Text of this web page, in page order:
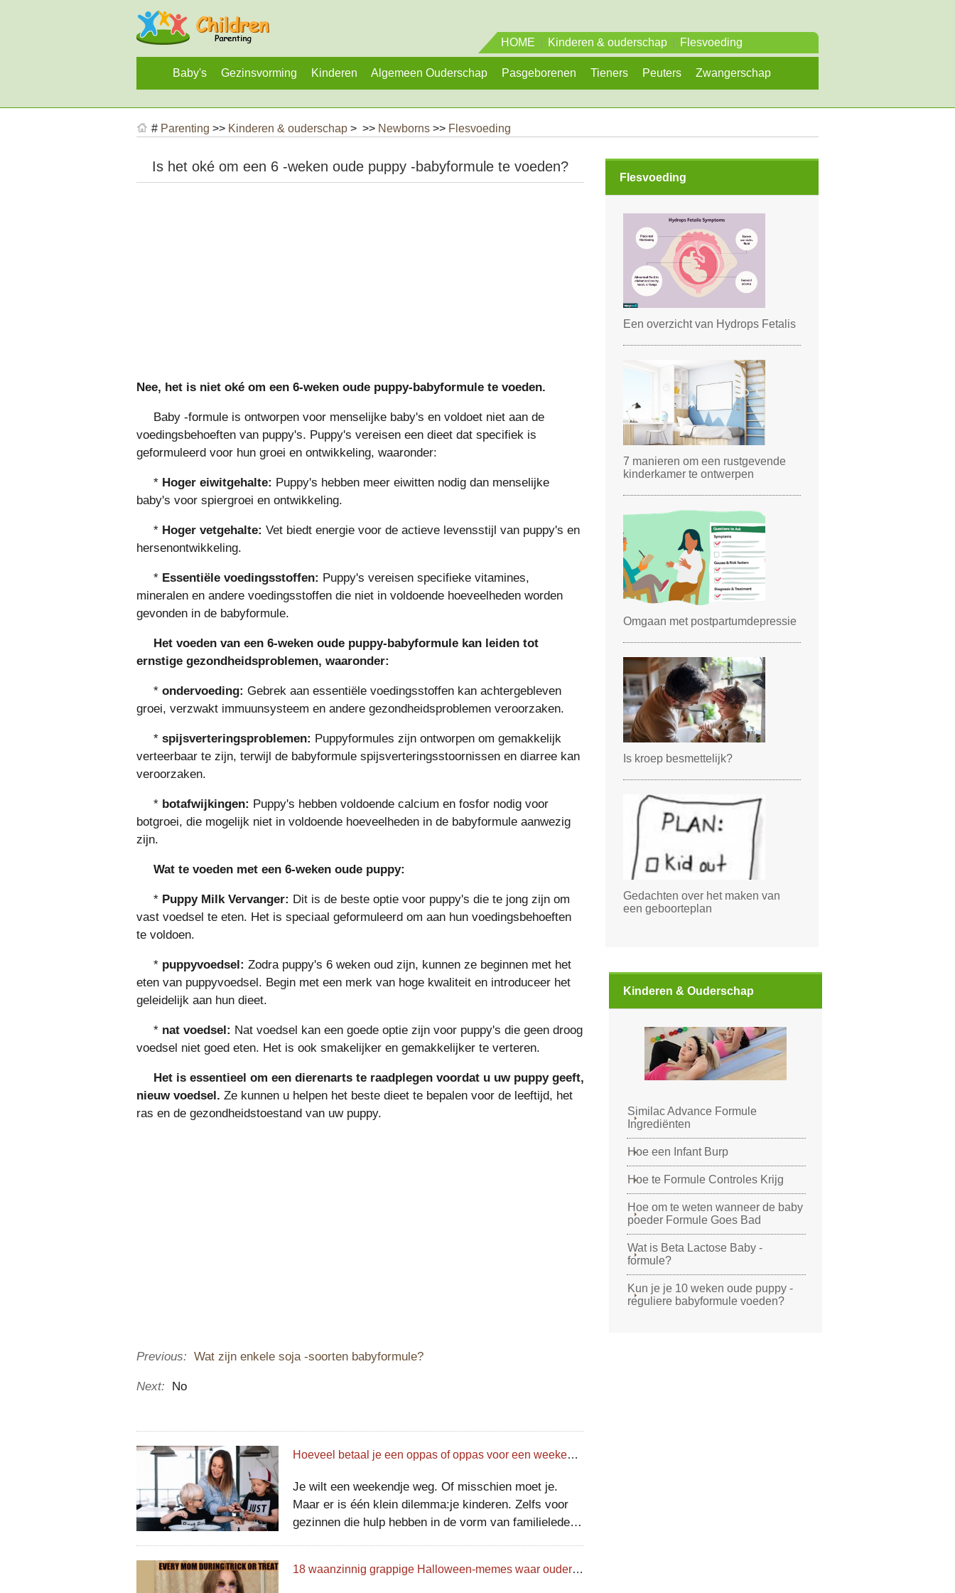
HOME Kinderen & ouderschap Flesvoeding
Baby's Gezinsvorming Kinderen Algemeen Ouderschap Pasgeborenen Tieners Peuters Zwangerschap
# Parenting >> Kinderen & ouderschap > >> Newborns >> Flesvoeding
Is het oké om een ​​6 -weken oude puppy -babyformule te voeden?
Nee, het is niet oké om een ​​6-weken oude puppy-babyformule te voeden.
Baby -formule is ontworpen voor menselijke baby's en voldoet niet aan de
voedingsbehoeften van puppy's. Puppy's vereisen een dieet dat specifiek is
geformuleerd voor hun groei en ontwikkeling, waaronder:
* Hoger eiwitgehalte: Puppy's hebben meer eiwitten nodig dan menselijke
baby's voor spiergroei en ontwikkeling.
* Hoger vetgehalte: Vet biedt energie voor de actieve levensstijl van puppy's en
hersenontwikkeling.
* Essentiële voedingsstoffen: Puppy's vereisen specifieke vitamines,
mineralen en andere voedingsstoffen die niet in voldoende hoeveelheden worden
gevonden in de babyformule.
Het voeden van een 6-weken oude puppy-babyformule kan leiden tot
ernstige gezondheidsproblemen, waaronder:
* ondervoeding: Gebrek aan essentiële voedingsstoffen kan achtergebleven
groei, verzwakt immuunsysteem en andere gezondheidsproblemen veroorzaken.
* spijsverteringsproblemen: Puppyformules zijn ontworpen om gemakkelijk
verteerbaar te zijn, terwijl de babyformule spijsverteringsstoornissen en diarree kan
veroorzaken.
* botafwijkingen: Puppy's hebben voldoende calcium en fosfor nodig voor
botgroei, die mogelijk niet in voldoende hoeveelheden in de babyformule aanwezig
zijn.
Wat te voeden met een 6-weken oude puppy:
* Puppy Milk Vervanger: Dit is de beste optie voor puppy's die te jong zijn om
vast voedsel te eten. Het is speciaal geformuleerd om aan hun voedingsbehoeften
te voldoen.
* puppyvoedsel: Zodra puppy's 6 weken oud zijn, kunnen ze beginnen met het
eten van puppyvoedsel. Begin met een merk van hoge kwaliteit en introduceer het
geleidelijk aan hun dieet.
* nat voedsel: Nat voedsel kan een goede optie zijn voor puppy's die geen droog
voedsel niet goed eten. Het is ook smakelijker en gemakkelijker te verteren.
Het is essentieel om een ​​dierenarts te raadplegen voordat u uw puppy geeft,
nieuw voedsel. Ze kunnen u helpen het beste dieet te bepalen voor de leeftijd, het
ras en de gezondheidstoestand van uw puppy.
Previous: Wat zijn enkele soja -soorten babyformule?
Next: No
Hoeveel betaal je een oppas of oppas voor een weekend? Dit is wat experts zeggen:
Je wilt een weekendje weg. Of misschien moet je.
Maar er is één klein dilemma:je kinderen. Zelfs voor
gezinnen die hulp hebben in de vorm van familieleden
18 waanzinnig grappige Halloween-memes waar ouders zich zeker mee kunnen identificeren
Flesvoeding
Een overzicht van Hydrops Fetalis
7 manieren om een ​​rustgevende
kinderkamer te ontwerpen
Omgaan met postpartumdepressie
Is kroep besmettelijk?
Gedachten over het maken van
een geboorteplan
Kinderen & Ouderschap
Similac Advance Formule
Ingrediënten
Hoe een Infant Burp
Hoe te Formule Controles Krijg
Hoe om te weten wanneer de baby
poeder Formule Goes Bad
Wat is Beta Lactose Baby -
formule?
Kun je je 10 weken oude puppy -
reguliere babyformule voeden?